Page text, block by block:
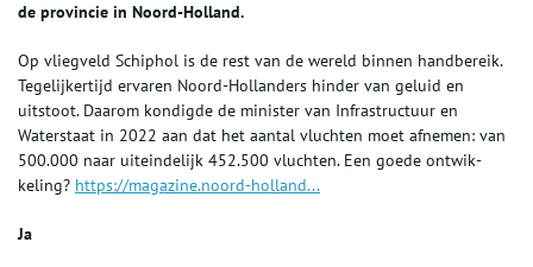
de provincie in Noord-Holland.
Op vliegveld Schiphol is de rest van de wereld binnen handbereik.
Tege­lijkertijd ervaren Noord-Hollanders hinder van geluid en
uitstoot. Daar­om kondigde de minister van Infra­structuur en
Waterstaat in 2022 aan dat het aantal vluchten moet afne­men: van
500.000 naar uiteindelijk 452.500 vluchten. Een goede ont­wik­
keling? https://magazine.noord-holland...
Ja